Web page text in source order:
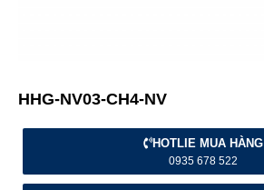
HHG-NV03-CH4-NV
HOTLIE MUA HÀNG
0935 678 522